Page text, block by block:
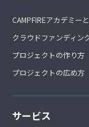
CAMPFIREアカデミー
クラウドファンディン
プロジェクトの作り方
プロジェクトの広め方
サービス